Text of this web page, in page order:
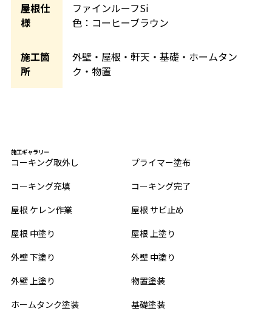
屋根仕
様
ファインルーフSi
色：コーヒーブラウン
施工箇
所
外壁・屋根・軒天・基礎・ホームタン
ク・物置
施工ギャラリー
コーキング取外し
プライマー塗布
コーキング充填
コーキング完了
屋根 ケレン作業
屋根 サビ止め
屋根 中塗り
屋根 上塗り
外壁 下塗り
外壁 中塗り
外壁 上塗り
物置塗装
ホームタンク塗装
基礎塗装